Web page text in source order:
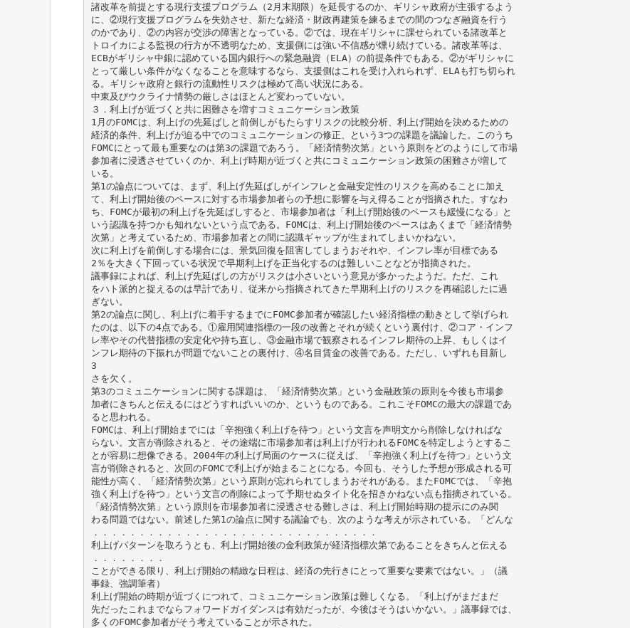
諸改革を前提とする現行支援プログラム（2月末期限）を延長するのか、ギリシャ政府が主張するよう
に、②現行支援プログラムを失効させ、新たな経済・財政再建策を練るまでの間のつなぎ融資を行う
のかであり、②の内容が交渉の障害となっている。②では、現在ギリシャに課せられている諸改革と
トロイカによる監視の行方が不透明なため、支援側には強い不信感が燻り続けている。諸改革等は、
ECBがギリシャ中銀に認めている国内銀行への緊急融資（ELA）の前提条件でもある。②がギリシャに
とって厳しい条件がなくなることを意味するなら、支援側はこれを受け入れられず、ELAも打ち切られ
る。ギリシャ政府と銀行の流動性リスクは極めて高い状況にある。
中東及びウクライナ情勢の厳しさはほとんど変わっていない。
３．利上げが近づくと共に困難さを増すコミュニケーション政策
1月のFOMCは、利上げの先延ばしと前倒しがもたらすリスクの比較分析、利上げ開始を決めるための
経済的条件、利上げが迫る中でのコミュニケーションの修正、という3つの課題を議論した。このうち
FOMCにとって最も重要なのは第3の課題であろう。「経済情勢次第」という原則をどのようにして市場
参加者に浸透させていくのか、利上げ時期が近づくと共にコミュニケーション政策の困難さが増して
いる。
第1の論点については、まず、利上げ先延ばしがインフレと金融安定性のリスクを高めることに加え
て、利上げ開始後のペースに対する市場参加者らの予想に影響を与え得ることが指摘された。すなわ
ち、FOMCが最初の利上げを先延ばしすると、市場参加者は「利上げ開始後のペースも緩慢になる」と
いう認識を持つかも知れないという点である。FOMCは、利上げ開始後のペースはあくまで「経済情勢
次第」と考えているため、市場参加者との間に認識ギャップが生まれてしまいかねない。
次に利上げを前倒しする場合には、景気回復を阻害してしまうおそれや、インフレ率が目標である
2％を大きく下回っている状況で早期利上げを正当化するのは難しいことなどが指摘された。
議事録によれば、利上げ先延ばしの方がリスクは小さいという意見が多かったようだ。ただ、これ
をハト派的と捉えるのは早計であり、従来から指摘されてきた早期利上げのリスクを再確認したに過
ぎない。
第2の論点に関し、利上げに着手するまでにFOMC参加者が確認したい経済指標の動きとして挙げられ
たのは、以下の4点である。①雇用関連指標の一段の改善とそれが続くという裏付け、②コア・インフ
レ率やその代替指標の安定化や持ち直し、③金融市場で観察されるインフレ期待の上昇、もしくはイ
ンフレ期待の下振れが問題でないことの裏付け、④名目賃金の改善である。ただし、いずれも目新し
3
さを欠く。
第3のコミュニケーションに関する課題は、「経済情勢次第」という金融政策の原則を今後も市場参
加者にきちんと伝えるにはどうすればいいのか、というものである。これこそFOMCの最大の課題であ
ると思われる。
FOMCは、利上げ開始までには「辛抱強く利上げを待つ」という文言を声明文から削除しなければな
らない。文言が削除されると、その途端に市場参加者は利上げが行われるFOMCを特定しようとするこ
とが容易に想像できる。2004年の利上げ局面のケースに従えば、「辛抱強く利上げを待つ」という文
言が削除されると、次回のFOMCで利上げが始まることになる。今回も、そうした予想が形成される可
能性が高く、「経済情勢次第」という原則が忘れられてしまうおそれがある。またFOMCでは、「辛抱
強く利上げを待つ」という文言の削除によって予期せぬタイト化を招きかねない点も指摘されている。
「経済情勢次第」という原則を市場参加者に浸透させる難しさは、利上げ開始時期の提示にのみ関
わる問題ではない。前述した第1の論点に関する議論でも、次のような考えが示されている。「どんな
．．．．．．．．．．．．．．．．．．．．．．．．．．．．．．．
利上げパターンを取ろうとも、利上げ開始後の金利政策が経済指標次第であることをきちんと伝える
．．．．．．．．
ことができる限り、利上げ開始の精緻な日程は、経済の先行きにとって重要な要素ではない。」（議
事録、強調筆者）
利上げ開始の時期が近づくにつれて、コミュニケーション政策は難しくなる。「利上げがまだまだ
先だったこれまでならフォワードガイダンスは有効だったが、今後はそうはいかない。」議事録では、
多くのFOMC参加者がそう考えていることが示された。